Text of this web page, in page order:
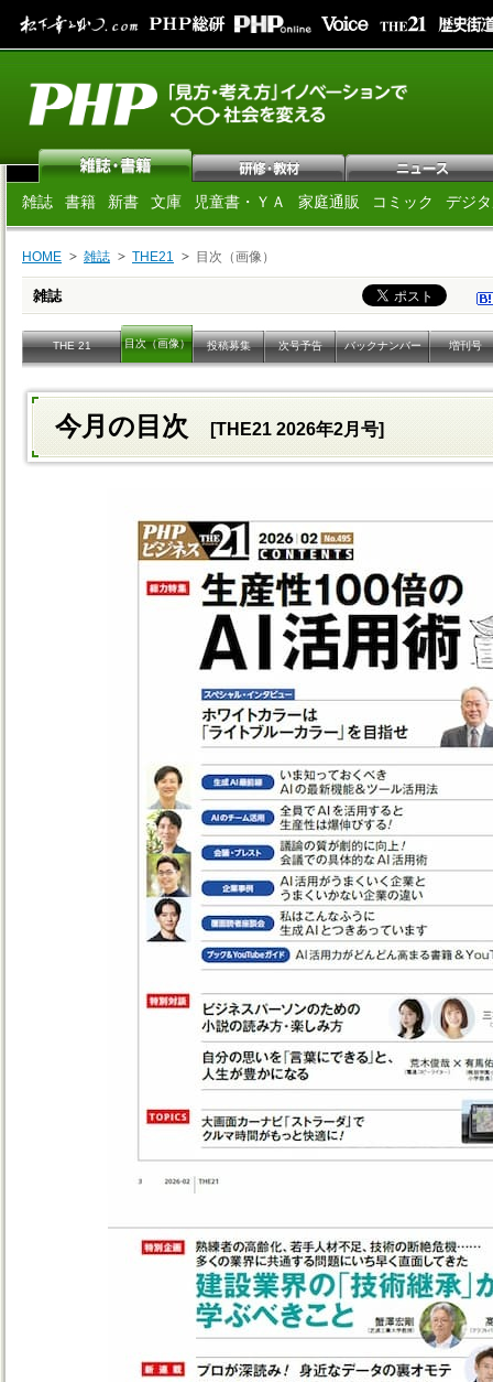
雑誌 書籍 新書 文庫 児童書・ＹＡ 家庭通販 コミック デジ
HOME 雑誌 THE21 目次（画像）
雑誌
THE 21 目次（画像） 投稿募集 次号予告 バックナンバー 増刊号
今月の目次 [THE21 2026年2月号]